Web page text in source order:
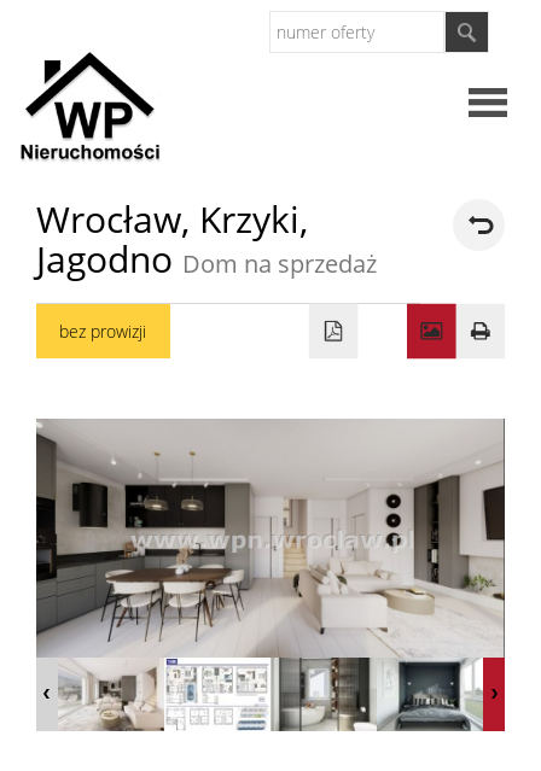
firmie
Oferty
Domy
RODO
Wrocław, Krzyki,
Jagodno Dom na sprzedaż
bez prowizji